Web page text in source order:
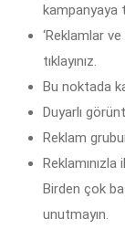
kampanyaya
‘Reklamlar
tıklayınız.
Bu noktada
Duyarlı
Reklam
Reklamınızla
Birden çok
unutmayın.